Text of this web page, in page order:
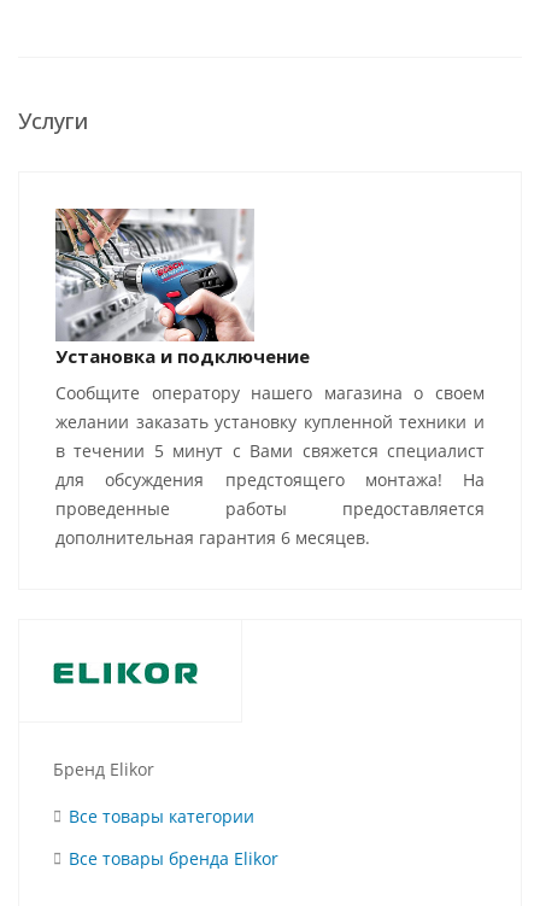
Услуги
Установка и подключение
Сообщите оператору нашего магазина о своем
желании заказать установку купленной техники и
в течении 5 минут с Вами свяжется специалист
для обсуждения предстоящего монтажа! На
проведенные работы предоставляется
дополнительная гарантия 6 месяцев.
Бренд Elikor
Все товары категории
Все товары бренда Elikor